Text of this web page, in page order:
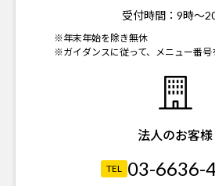
受付時間： 9時～
※年末年始を除き無休
※ガイダンスに従って、メニュー番号
法人のお客様
TEL 03-6636-